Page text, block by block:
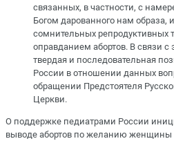
связанных, в частности, с
Богом дарованного нам образа,
сомнительных репродуктивных
оправданием абортов. В связи
твердая и последовательная
России в отношении данных
обращении Предстоятеля
Церкви.
О поддержке педиатрами России
выводе абортов по желанию женщины